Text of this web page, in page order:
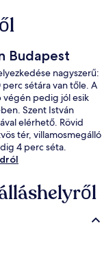
Budapest
nagyszerű:
perc sétára van tőle. A
végén pedig jól esik
Szent István
elérhető. Rövid
tér, villamosmegálló
4 perc séta.